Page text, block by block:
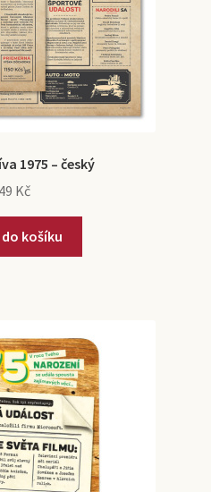
1975 – český
Kč
košíku